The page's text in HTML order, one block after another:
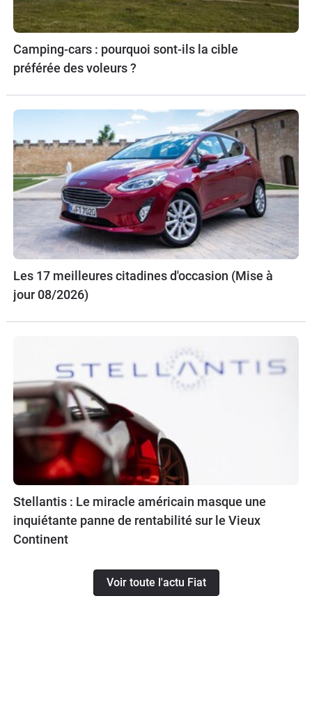
Camping-cars : pourquoi sont-ils la cible
préférée des voleurs ?
Les 17 meilleures citadines d'occasion (Mise à
jour 08/2026)
Stellantis : Le miracle américain masque une
inquiétante panne de rentabilité sur le Vieux
Continent
Voir toute l'actu Fiat